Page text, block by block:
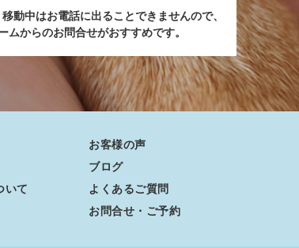
動中はお電話に出ることできませんので、
ムからのお問合せがおすすめです。
いて
お客様の声
ブログ
よくあるご質問
お問合せ・ご予約